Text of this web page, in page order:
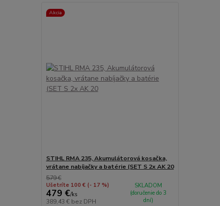
Akcia
STIHL RMA 235, Akumulátorová kosačka,
vrátane nabíjačky a batérie (SET S 2x AK 20
579 €
Ušetríte 100 € (- 17 %)
479 €/ks
389,43 € bez DPH
SKLADOM
(doručenie do 3
dní)